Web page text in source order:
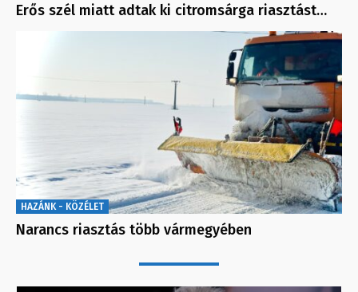
Erős szél miatt adtak ki citromsárga riasztást…
HAZÁNK - KÖZÉLET
Narancs riasztás több vármegyében